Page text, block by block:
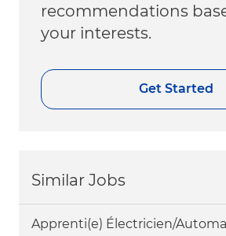
recommendations
your interests.
Get Started
Similar Jobs
Apprenti(e) Électricien/